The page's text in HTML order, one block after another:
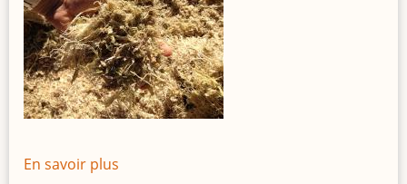
En savoir plus